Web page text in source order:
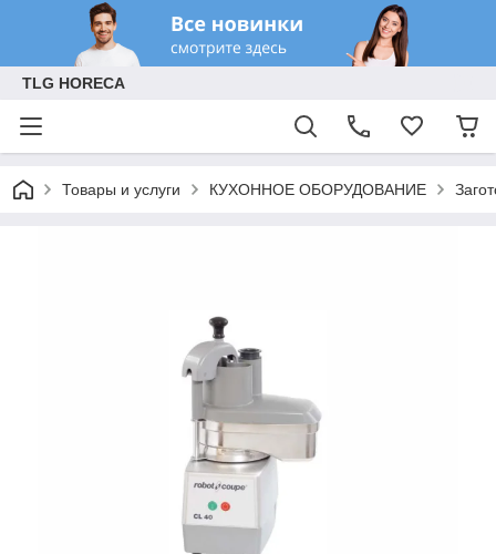
TLG HORECA
Товары и услуги КУХОННОЕ ОБОРУДОВАНИЕ